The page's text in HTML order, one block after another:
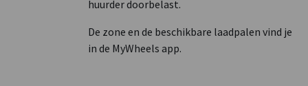
huurder doorbelast.
De zone en de beschikbare laadpalen vind je
in de MyWheels app.